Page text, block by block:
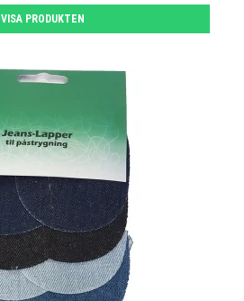
VISA PRODUKTEN